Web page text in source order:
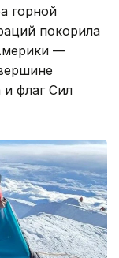
горной
покорила
—
и флаг Сил